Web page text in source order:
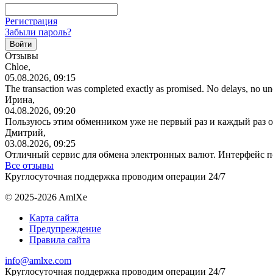
Регистрация
Забыли пароль?
Отзывы
Chloe,
05.08.2026, 09:15
The transaction was completed exactly as promised. No delays, no
Ирина,
04.08.2026, 09:20
Пользуюсь этим обменником уже не первый раз и каждый раз
Дмитрий,
03.08.2026, 09:25
Отличный сервис для обмена электронных валют. Интерфейс
Все отзывы
Круглосуточная поддержка проводим операции 24/7
© 2025-2026 AmlXe
Карта сайта
Предупреждение
Правила сайта
info@amlxe.com
Круглосуточная поддержка проводим операции 24/7